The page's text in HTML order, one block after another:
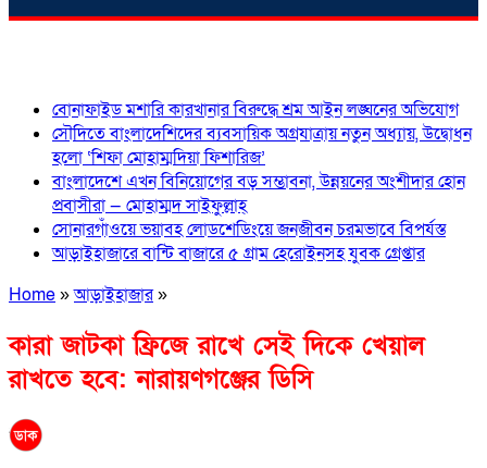
বোনাফাইড মশারি কারখানার বিরুদ্ধে শ্রম আইন লঙ্ঘনের অভিযোগ
সৌদিতে বাংলাদেশিদের ব্যবসায়িক অগ্রযাত্রায় নতুন অধ্যায়, উদ্বোধন
হলো ‘শিফা মোহাম্মদিয়া ফিশারিজ’
বাংলাদেশে এখন বিনিয়োগের বড় সম্ভাবনা, উন্নয়নের অংশীদার হোন
প্রবাসীরা — মোহাম্মদ সাইফুল্লাহ্
সোনারগাঁওয়ে ভয়াবহ লোডশেডিংয়ে জনজীবন চরমভাবে বিপর্যস্ত
আড়াইহাজারে বান্টি বাজারে ৫ গ্রাম হেরোইনসহ যুবক গ্রেপ্তার
Home»আড়াইহাজার»
কারা জাটকা ফ্রিজে রাখে সেই দিকে খেয়াল
রাখতে হবে: নারায়ণগঞ্জের ডিসি